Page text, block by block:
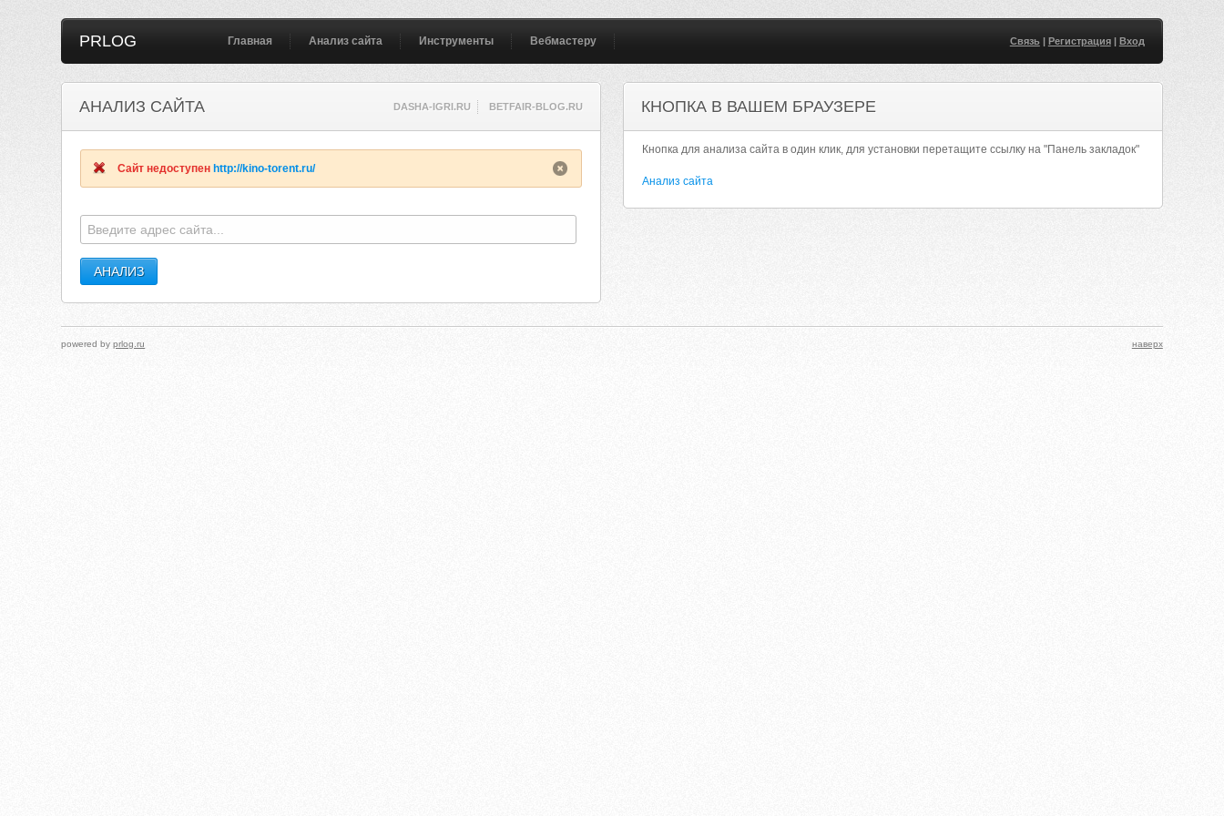
PRLOG Главная Анализ сайта Инструменты Вебмастеру Связь| Регистрация| Вход
АНАЛИЗ САЙТА DASHA-IGRI.RU BETFAIR-BLOG.RU
Сайт недоступен http://kino-torent.ru/
КНОПКА В ВАШЕМ БРАУЗЕРЕ
Кнопка для анализа сайта в один клик, для установки перетащите ссылку на "Панель закладок"
Анализ сайта
powered byprlog.ru наверх